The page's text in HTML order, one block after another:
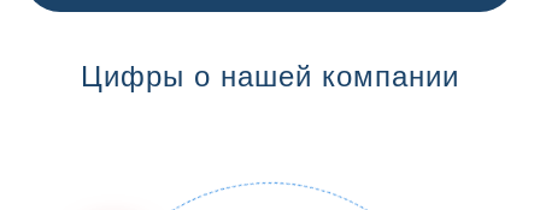
Цифры о нашей компании